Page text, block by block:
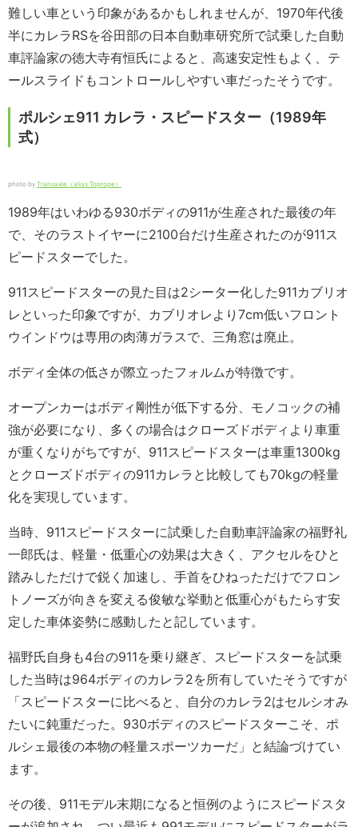
難しい車という印象があるかもしれませんが、1970年代後
半にカレラRSを谷田部の日本自動車研究所で試乗した自動
車評論家の徳大寺有恒氏によると、高速安定性もよく、テ
ールスライドもコントロールしやすい車だったそうです。
ポルシェ911 カレラ・スピードスター（1989年
式）
photo by Transaxle（alias Toprope）
1989年はいわゆる930ボディの911が生産された最後の年
で、そのラストイヤーに2100台だけ生産されたのが911ス
ピードスターでした。
911スピードスターの見た目は2シーター化した911カブリオ
レといった印象ですが、カブリオレより7cm低いフロント
ウインドウは専用の肉薄ガラスで、三角窓は廃止。
ボディ全体の低さが際立ったフォルムが特徴です。
オープンカーはボディ剛性が低下する分、モノコックの補
強が必要になり、多くの場合はクローズドボディより車重
が重くなりがちですが、911スピードスターは車重1300kg
とクローズドボディの911カレラと比較しても70kgの軽量
化を実現しています。
当時、911スピードスターに試乗した自動車評論家の福野礼
一郎氏は、軽量・低重心の効果は大きく、アクセルをひと
踏みしただけで鋭く加速し、手首をひねっただけでフロン
トノーズが向きを変える俊敏な挙動と低重心がもたらす安
定した車体姿勢に感動したと記しています。
福野氏自身も4台の911を乗り継ぎ、スピードスターを試乗
した当時は964ボディのカレラ2を所有していたそうですが
「スピードスターに比べると、自分のカレラ2はセルシオみ
たいに鈍重だった。930ボディのスピードスターこそ、ポ
ルシェ最後の本物の軽量スポーツカーだ」と結論づけてい
ます。
その後、911モデル末期になると恒例のようにスピードスタ